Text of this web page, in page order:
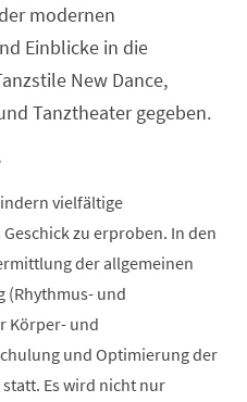
modernen
Einblicke in die
New Dance,
Tanztheater gegeben.
vielfältige
zu erproben. In den
der allgemeinen
(Rhythmus- und
Körper- und
und Optimierung der
Es wird nicht nur